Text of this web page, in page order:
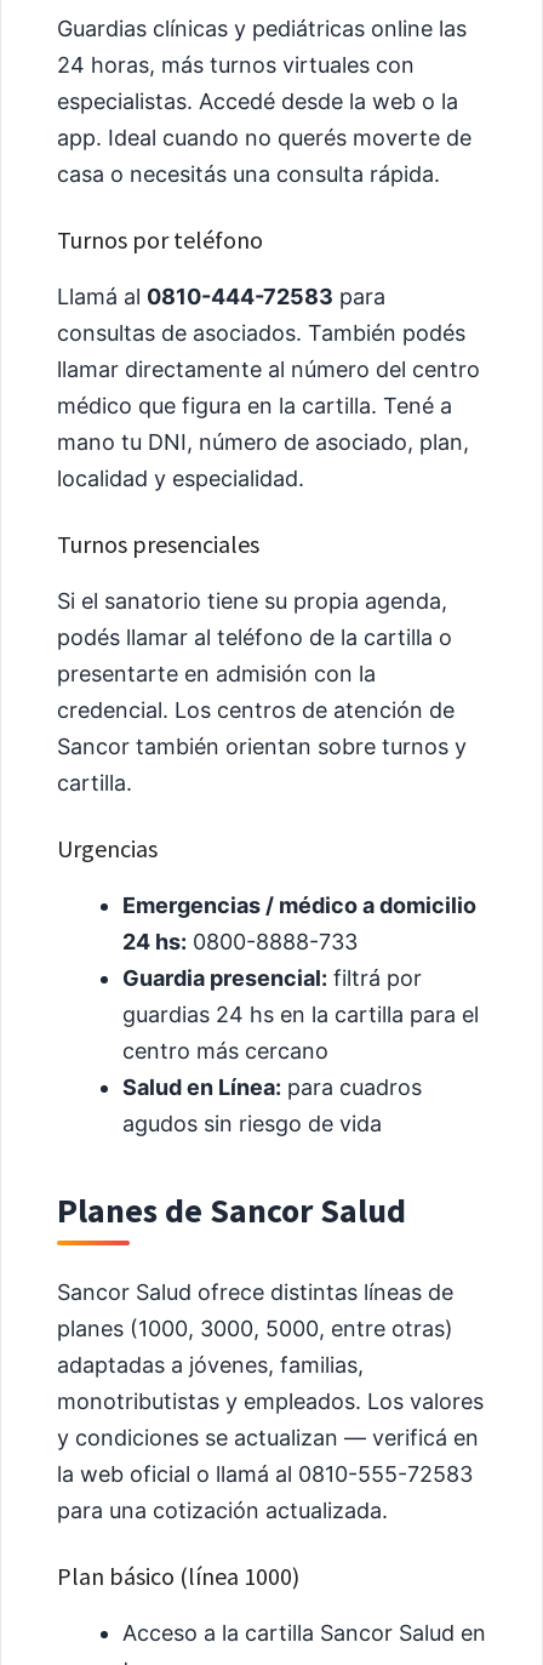
Guardias clínicas y pediátricas online las
24 horas, más turnos virtuales con
especialistas. Accedé desde la web o la
app. Ideal cuando no querés moverte de
casa o necesitás una consulta rápida.
Turnos por teléfono
Llamá al 0810-444-72583 para
consultas de asociados. También podés
llamar directamente al número del centro
médico que figura en la cartilla. Tené a
mano tu DNI, número de asociado, plan,
localidad y especialidad.
Turnos presenciales
Si el sanatorio tiene su propia agenda,
podés llamar al teléfono de la cartilla o
presentarte en admisión con la
credencial. Los centros de atención de
Sancor también orientan sobre turnos y
cartilla.
Urgencias
Emergencias / médico a domicilio
24 hs: 0800-8888-733
Guardia presencial: filtrá por
guardias 24 hs en la cartilla para el
centro más cercano
Salud en Línea: para cuadros
agudos sin riesgo de vida
Planes de Sancor Salud
Sancor Salud ofrece distintas líneas de
planes (1000, 3000, 5000, entre otras)
adaptadas a jóvenes, familias,
monotributistas y empleados. Los valores
y condiciones se actualizan — verificá en
la web oficial o llamá al 0810-555-72583
para una cotización actualizada.
Plan básico (línea 1000)
Acceso a la cartilla Sancor Salud en